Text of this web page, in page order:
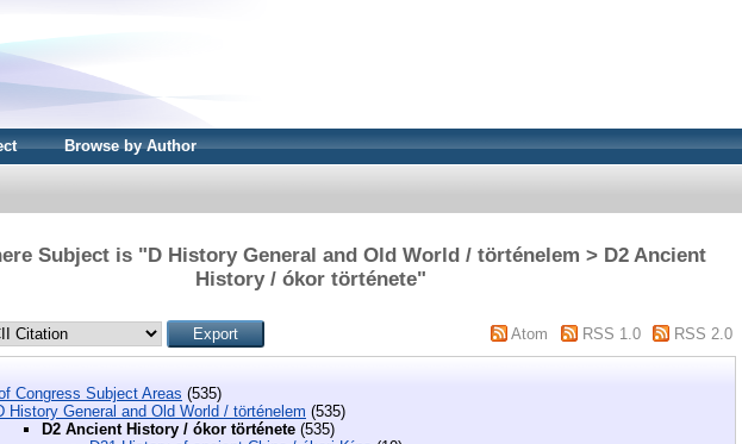
Browse by Author
Subject is "D History General and Old World / történelem > D2 Ancient
History / ókor története"
Atom RSS 1.0 RSS 2.0
Congress Subject Areas (535)
History General and Old World / történelem (535)
D2 Ancient History / ókor története (535)